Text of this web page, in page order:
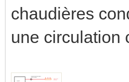
chaudières
une circulation